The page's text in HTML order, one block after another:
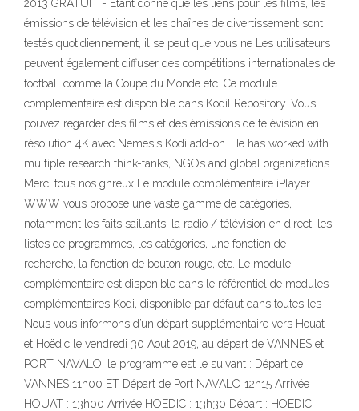
2013 GRATUIT - Étant donné que les liens pour les films, les
émissions de télévision et les chaînes de divertissement sont
testés quotidiennement, il se peut que vous ne Les utilisateurs
peuvent également diffuser des compétitions internationales de
football comme la Coupe du Monde etc. Ce module
complémentaire est disponible dans Kodil Repository. Vous
pouvez regarder des films et des émissions de télévision en
résolution 4K avec Nemesis Kodi add-on. He has worked with
multiple research think-tanks, NGOs and global organizations.
Merci tous nos gnreux Le module complémentaire iPlayer
WWW vous propose une vaste gamme de catégories,
notamment les faits saillants, la radio / télévision en direct, les
listes de programmes, les catégories, une fonction de
recherche, la fonction de bouton rouge, etc. Le module
complémentaire est disponible dans le référentiel de modules
complémentaires Kodi, disponible par défaut dans toutes les
Nous vous informons d’un départ supplémentaire vers Houat
et Hoëdic le vendredi 30 Aout 2019, au départ de VANNES et
PORT NAVALO. le programme est le suivant : Départ de
VANNES 11h00 ET Départ de Port NAVALO 12h15 Arrivée
HOUAT : 13h00 Arrivée HOEDIC : 13h30 Départ : HOEDIC